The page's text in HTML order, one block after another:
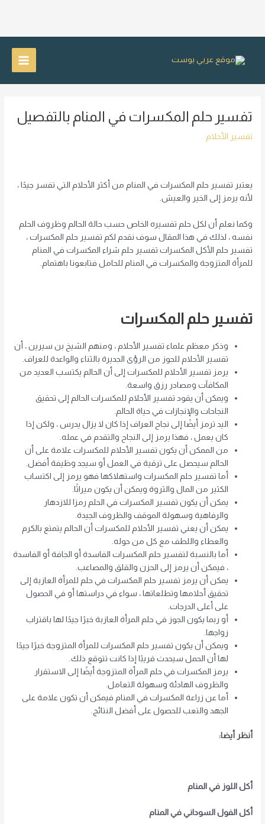
Main
تفسير حلم المكسرات في المنام بالتفصيل
تفسير الأحلام
يعتبر تفسير حلم المكسرات في المنام من أكثر الأحلام التي تفسر جيدًا ،
لأنه يرمز إلى الخير والعيش.
وكما نعلم أن لكل حلم تفسيره الخاص حسب حالة الحالم وظروف الحلم
نفسه ، لذلك في هذا المقال سوف نقدم لكم تفسير حلم المكسرات ،
تفسير حلم الأكل المكسرات تفسير حلم شراء المكسرات في المنام
للمرأة المتزوجة والمكسرات في المنام للحامل فتابعونا باهتمام.
تفسير حلم المكسرات
وذكر معظم علماء تفسير الأحلام ، ومنهم الشيخ بن سيرين ، أن
تفسير الأحلام للجوز من الرؤى الجديرة بالثناء والواعدة للعراف.
يرمز تفسير الأحلام للمكسرات إلى أن الحالم يكتسب العديد من
المكافآت ومصادر رزق واسعة.
ويمكن أن يقود تفسير الأحلام للمكسرات الحالم إلى تحقيق
النجاحات والإنجازات في حياة الحالم.
اليد ترمز أيضًا إلى نجاح العراف إذا كان لا يزال يدرس ، ولكن إذا
كان يعمل ، فهذا يرمز إلى النجاح والتقدم في عمله.
من الممكن أن يكون تفسير الأحلام للمكسرات علامة على أن
الحالم سيحصل على ترقية في العمل أو سيجد وظيفة أفضل.
أما تفسير حلم المكسرات واستهلاكها فهو يرمز إلى اكتساب
الكثير من المال والثروة ويمكن أن يكون ميراثًا.
يمكن أن يكون تفسير المكسرات في الحلم رمزا للازدهار
والرفاهية وسهولة الموقف والظروف الجيدة.
يمكن أن يعني تفسير الأحلام للمكسرات أن الحالم يتمتع بالكرم
والعطاء واللطف مع كل من حوله.
أما بالنسبة لتفسير حلم المكسرات الفاسدة أو الجافة أو الفاسدة
، فيمكن أن يرمز إلى الحزن والقلق والمصاعب.
يمكن أن يرمز تفسير حلم المكسرات في حلم للمرأة العازبة إلى
تحقيق أحلامها وتطلعاتها ، سواء في دراستها أو في الحصول
على أعلى الدرجات.
أو ربما يكون الجوز في حلم المرأة العازبة خبرًا جيدًا لها باقتراب
زواجها.
ويمكن أن يكون تفسير حلم المكسرات للمرأة المتزوجة خبرًا جيدًا
لها أن الحمل سيحدث قريبًا إذا كانت تتوقع ذلك.
يرمز المكسرات في حلم المرأة المتزوجة أيضًا إلى الاستقرار
والظروف الهادئة وسهولة التعامل.
أما عن زراعة المكسرات في المنام فيمكن أن تكون علامة على
الجهد والتعب للحصول على أفضل النتائج.
أنظر أيضا:
أكل اللوز في المنام
أكل الفول السوداني في المنام